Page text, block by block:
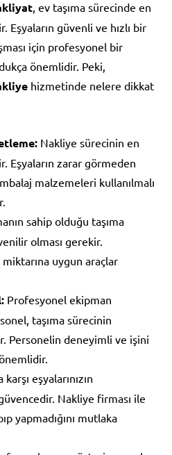
, ev taşıma sürecinde en
Eşyaların güvenli ve hızlı bir
için profesyonel bir
önemlidir. Peki,
hizmetinde nelere dikkat
Nakliye sürecinin en
Eşyaların zarar görmeden
malzemeleri kullanılmalı
sahip olduğu taşıma
olması gerekir.
miktarına uygun araçlar
Profesyonel ekipman
taşıma sürecinin
Personelin deneyimli ve işini
eşyalarınızın
Nakliye firması ile
yapmadığını mutlaka